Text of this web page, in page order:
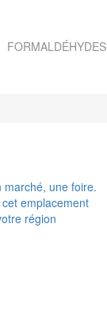
FORMALDÉHYDES
marché, une foire.
emplacement
région